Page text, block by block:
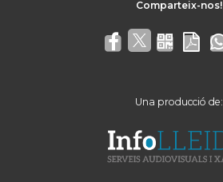
Una producció de: